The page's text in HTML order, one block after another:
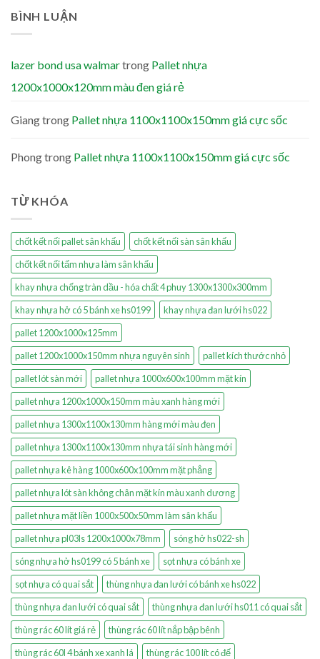
BÌNH LUẬN
lazer bond usa walmartrong Pallet nhựa
1200x1000x120mm màu đen giá rẻ
Giangtrong Pallet nhựa 1100x1100x150mm giá cực sốc
Phongtrong Pallet nhựa 1100x1100x150mm giá cực sốc
TỪ KHÓA
chốt kết nối pallet sân khấu
chốt kết nối sàn sân khấu
chốt kết nối tấm nhựa làm sân khấu
khay nhựa chống tràn dầu - hóa chất 4 phuy 1300x1300x300mm
khay nhựa hở có 5 bánh xe hs0199
khay nhựa đan lưới hs022
pallet 1200x1000x125mm
pallet 1200x1000x150mm nhựa nguyên sinh
pallet kích thước nhỏ
pallet lót sàn mới
pallet nhựa 1000x600x100mm mặt kín
pallet nhựa 1200x1000x150mm màu xanh hàng mới
pallet nhựa 1300x1100x130mm hàng mới màu đen
pallet nhựa 1300x1100x130mm nhựa tái sinh hàng mới
pallet nhựa kê hàng 1000x600x100mm mặt phẳng
pallet nhựa lót sàn không chân mặt kín màu xanh dương
pallet nhựa mặt liền 1000x500x50mm làm sân khấu
pallet nhựa pl03ls 1200x1000x78mm
sóng hở hs022-sh
sóng nhựa hở hs0199 có 5 bánh xe
sọt nhựa có bánh xe
sọt nhựa có quai sắt
thùng nhựa đan lưới có bánh xe hs022
thùng nhựa đan lưới có quai sắt
thùng nhựa đan lưới hs011 có quai sắt
thùng rác 60 lít giá rẻ
thùng rác 60 lít nắp bập bênh
thùng rác 60l 4 bánh xe xanh lá
thùng rác 100 lít có đế